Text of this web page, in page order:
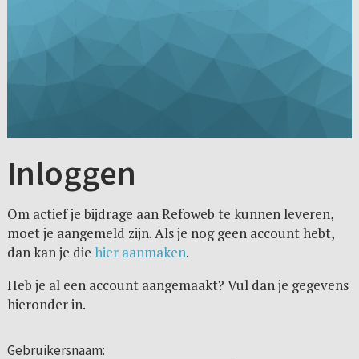
Inloggen
Om actief je bijdrage aan Refoweb te kunnen leveren,
moet je aangemeld zijn. Als je nog geen account hebt,
dan kan je die hier aanmaken.
Heb je al een account aangemaakt? Vul dan je gegevens
hieronder in.
Gebruikersnaam: